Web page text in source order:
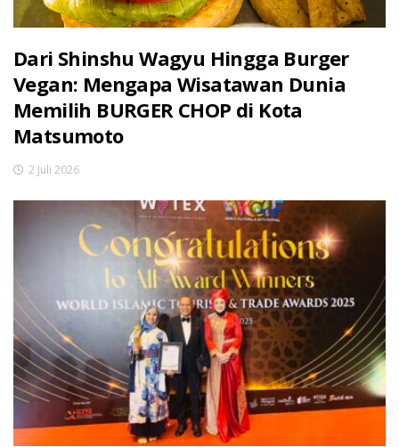
Dari Shinshu Wagyu Hingga Burger
Vegan: Mengapa Wisatawan Dunia
Memilih BURGER CHOP di Kota
Matsumoto
2 Juli 2026